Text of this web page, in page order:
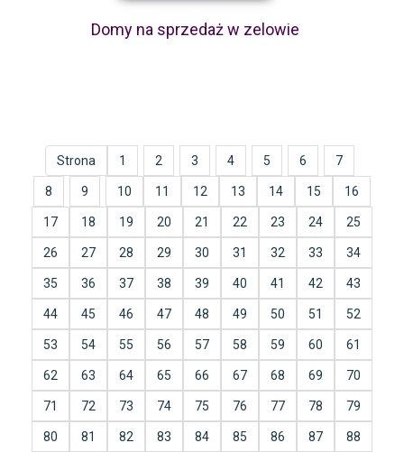
Domy na sprzedaż w zelowie
Strona 1 2 3 4 5 6 7
8 9 10 11 12 13 14 15 16
17 18 19 20 21 22 23 24 25
26 27 28 29 30 31 32 33 34
35 36 37 38 39 40 41 42 43
44 45 46 47 48 49 50 51 52
53 54 55 56 57 58 59 60 61
62 63 64 65 66 67 68 69 70
71 72 73 74 75 76 77 78 79
80 81 82 83 84 85 86 87 88